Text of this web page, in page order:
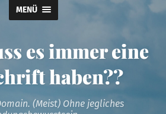
MENÜ
es immer eine
haben??
(Meist) Ohne jegliches